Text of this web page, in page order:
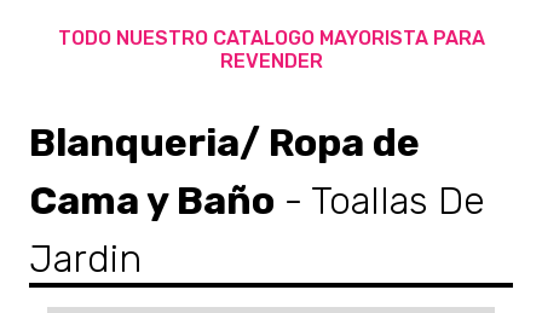
TODO NUESTRO CATALOGO MAYORISTA PARA
REVENDER
Blanqueria/ Ropa de
Cama y Baño - Toallas De
Jardin